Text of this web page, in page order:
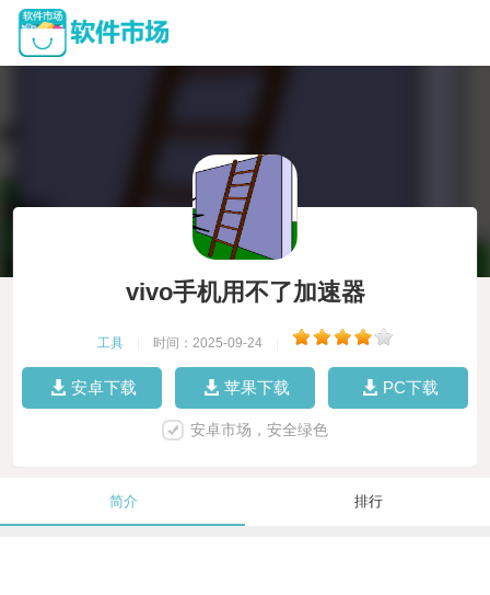
vivo手机用不了加速器
工具 时间：2025-09-24
安卓下载 苹果下载 PC下载
安卓市场，安全绿色
简介 排行